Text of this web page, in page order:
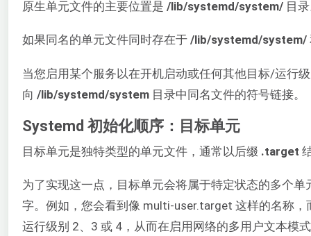
原生单元文件的主要位置是 /lib/systemd/system/ 目
如果同名的单元文件同时存在于 /lib/systemd/system/
当您启用某个服务以在开机启动或任何其他目标/运行
向 /lib/systemd/system 目录中同名文件的符号链接。
Systemd 初始化顺序：目标单元
目标单元是独特类型的单元文件，通常以后缀 .target
为了实现这一点，目标单元会将属于特定状态的多个
字。例如，您会看到像 multi-user.target 这样的名称
运行级别 2、3 或 4，从而在启用网络的多用户文本模